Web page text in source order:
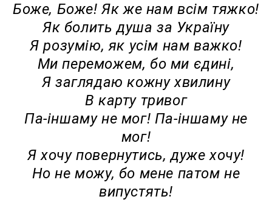
Боже, Боже! Як же нам всім тяжко!
Як болить душа за Україну
Я розумію, як усім нам важко!
Ми переможем, бо ми єдині,
Я заглядаю кожну хвилину
В карту тривог
Па-іншаму не мог! Па-іншаму не
мог!
Я хочу повернутись, дуже хочу!
Но не можу, бо мене патом не
випустять!